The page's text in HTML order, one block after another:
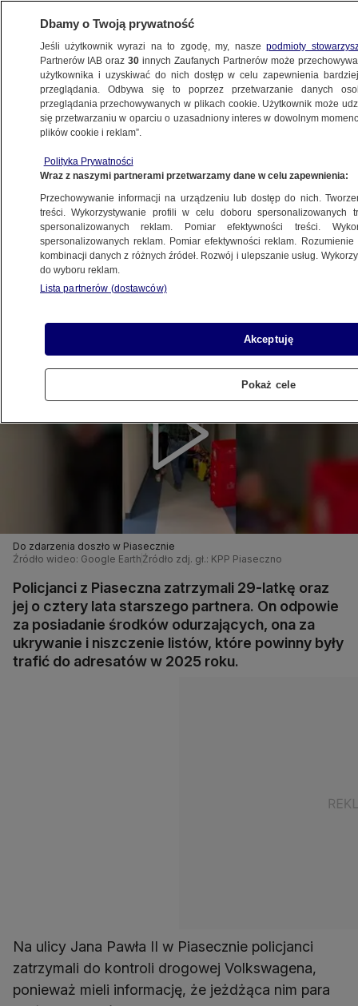
WARSZAWA
OKOLICE
W mieszkaniu narkotyki i niedoręczone
listy
Oprac.Dariusz Gałązka
26.03.2026, 13:07
Posłuchaj artykułu
Do zdarzenia doszło w Piasecznie
Źródło wideo: Google Earth Źródło zdj. gł.: KPP Piaseczno
Policjanci z Piaseczna zatrzymali 29-latkę oraz
jej o cztery lata starszego partnera. On odpowie
za posiadanie środków odurzających, ona za
ukrywanie i niszczenie listów, które powinny były
trafić do adresatów w 2025 roku.
Na ulicy Jana Pawła II w Piasecznie policjanci
zatrzymali do kontroli drogowej Volkswagena,
ponieważ mieli informację, że jeżdżąca nim para
Dbamy o Twoją prywatność
Jeśli użytkownik wyrazi na to zgodę, my, naszepodmioty
Partnerów IAB oraz30 innych Zaufanych Partnerów może
użytkownika i uzyskiwać do nich dostęp w celu zapewnienia
przeglądania. Odbywa się to poprzez przetwarzanie danych
przeglądania przechowywanych w plikach cookie. Użytkownik może
się przetwarzaniu w oparciu o uzasadniony interes w dowolnym
plików cookie i reklam”.
Polityka Prywatności
Wraz z naszymi partnerami przetwarzamy dane w celu zapewnienia:
Przechowywanie informacji na urządzeniu lub dostęp do nich.
treści. Wykorzystywanie profili w celu doboru spersonalizowanych
spersonalizowanych reklam. Pomiar efektywności treści.
spersonalizowanych reklam. Pomiar efektywności reklam.
kombinacji danych z różnych źródeł. Rozwój i ulepszanie usług.
do wyboru reklam.
Lista partnerów (dostawców)
Akceptuję
Pokaż cele